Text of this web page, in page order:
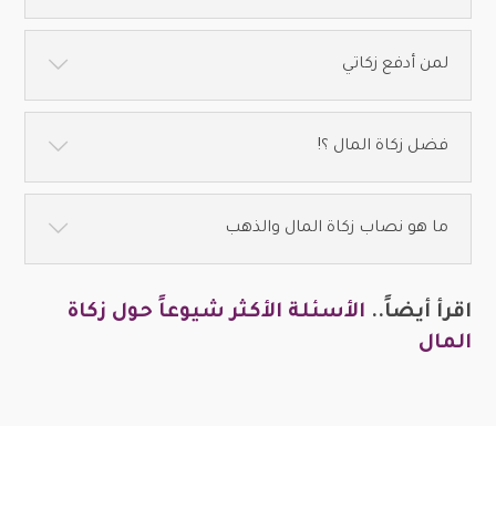
لمن أدفع زكاتي
فضل زكاة المال ؟!
ما هو نصاب زكاة المال والذهب
اقرأ أيضاً.. الأسئلة الأكثر شيوعاً حول زكاة
المال